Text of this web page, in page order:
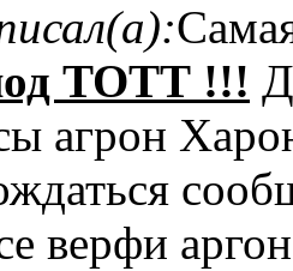
ТОТТ !!!
агрон
верфи